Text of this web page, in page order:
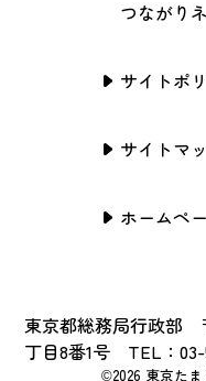
つながり
サイトポ
サイトマ
ホームペ
東京都総務局行政部
丁目8番1号 TEL：03-
©2026 東京た